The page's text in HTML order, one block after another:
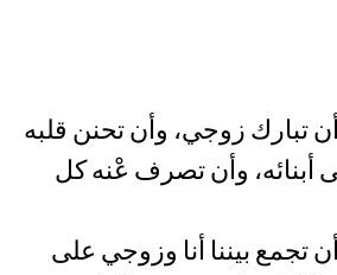
تبارك زوجي، وأن تحنن قلبه
أبنائه، وأن تصرف عْنه كل
تجمع بيننا أنا وزوجي على